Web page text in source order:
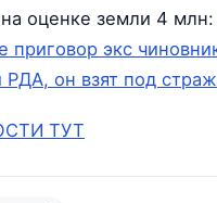
оценке земли 4 млн:
приговор экс
РДА, он взят под
ТУТ